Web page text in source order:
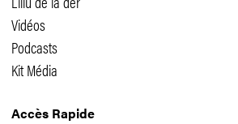
Vidéos
Podcasts
Kit Média
Accès Rapide